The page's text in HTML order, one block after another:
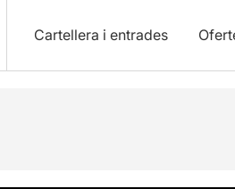
Cartellera i entrades
Fitxa artística Articles